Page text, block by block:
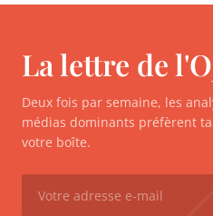
La lettre de
Deux fois par semaine, les
médias dominants préfèrent
votre boîte.